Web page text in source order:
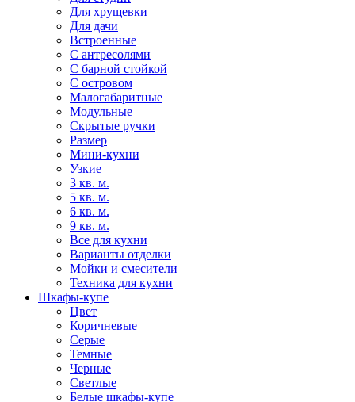
Для хрущевки
Для дачи
Встроенные
С антресолями
С барной стойкой
С островом
Малогабаритные
Модульные
Скрытые ручки
Размер
Мини-кухни
Узкие
3 кв. м.
5 кв. м.
6 кв. м.
9 кв. м.
Все для кухни
Варианты отделки
Мойки и смесители
Техника для кухни
Шкафы-купе
Цвет
Коричневые
Серые
Темные
Черные
Светлые
Белые шкафы-купе